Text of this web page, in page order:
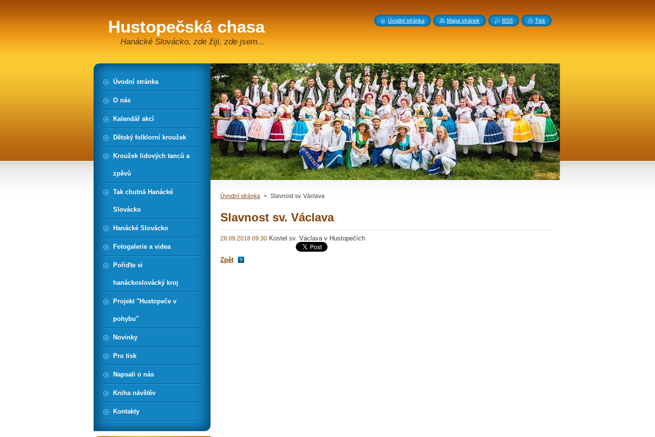
Hustopečská chasa
Hanácké Slovácko, zde žiji, zde jsem...
Úvodní stránka > Slavnost sv. Václava
Slavnost sv. Václava
28.09.2018 09:30 Kostel sv. Václava v Hustopečích
Zpět
Úvodní stránka
O nás
Kalendář akcí
Dětský folklorní kroužek
Kroužek lidových tanců a
zpěvů
Tak chutná Hanácké
Slovácko
Hanácké Slovácko
Fotogalerie a videa
Pořiďte si
hanáckoslovácký kroj
Projekt "Hustopeče v
pohybu"
Novinky
Pro tisk
Napsali o nás
Kniha návštěv
Kontakty
Úvodní stránka Mapa stránek RSS Tisk